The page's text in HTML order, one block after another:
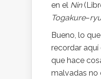
en el Nin
Togakure–
Bueno, lo
recordar aquí
que hace
malvadas no